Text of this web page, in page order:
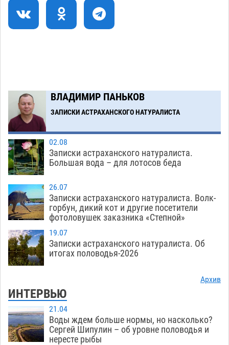
14:35
Буддийские святыни из Астрахани выставили
в музее Пушкина в Москве
ВЛАДИМИР ПАНЬКОВ
ЗАПИСКИ АСТРАХАНСКОГО НАТУРАЛИСТА
02.08
Записки астраханского натуралиста.
Большая вода – для лотосов беда
26.07
Записки астраханского натуралиста. Волк-
горбун, дикий кот и другие посетители
фотоловушек заказника «Степной»
19.07
Записки астраханского натуралиста. Об
итогах половодья-2026
Архив
ИНТЕРВЬЮ
21.04
Воды ждем больше нормы, но насколько?
Сергей Шипулин – об уровне половодья и
нересте рыбы